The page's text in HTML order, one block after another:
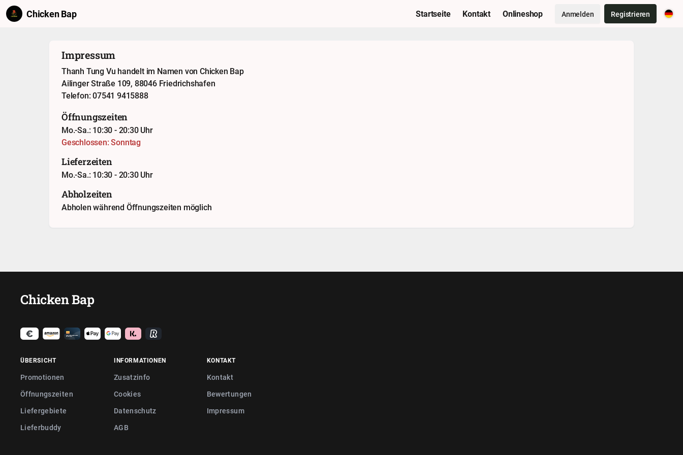
Chicken Bap Startseite Kontakt Onlineshop Anmelden Registrieren
Impressum
Thanh Tung Vu handelt im Namen von Chicken Bap
Ailinger Straße 109, 88046 Friedrichshafen
Telefon: 07541 9415888
Öffnungszeiten
Mo.-Sa.: 10:30 - 20:30 Uhr
Geschlossen: Sonntag
Lieferzeiten
Mo.-Sa.: 10:30 - 20:30 Uhr
Abholzeiten
Abholen während Öffnungszeiten möglich
Chicken Bap
ÜBERSICHT
Promotionen
Öffnungszeiten
Liefergebiete
Lieferbuddy
INFORMATIONEN
Zusatzinfo
Cookies
Datenschutz
AGB
KONTAKT
Kontakt
Bewertungen
Impressum